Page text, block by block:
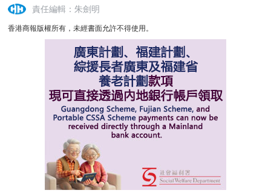
責任編輯：朱劍明
香港商報版權所有，未經書面允許不得使用。